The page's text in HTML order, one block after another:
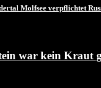
Molfsee verpflichtet
war kein Kraut